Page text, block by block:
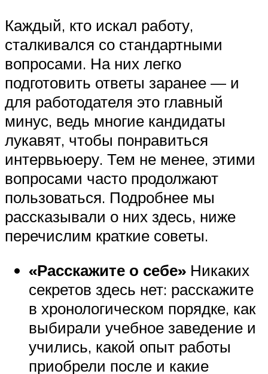
Каждый, кто искал работу,
сталкивался со стандартными
вопросами. На них легко
подготовить ответы заранее — и
для работодателя это главный
минус, ведь многие кандидаты
лукавят, чтобы понравиться
интервьюеру. Тем не менее, этими
вопросами часто продолжают
пользоваться. Подробнее мы
рассказывали о них здесь, ниже
перечислим краткие советы.
«Расскажите о себе» Никаких
секретов здесь нет: расскажите
в хронологическом порядке, как
выбирали учебное заведение и
учились, какой опыт работы
приобрели после и какие